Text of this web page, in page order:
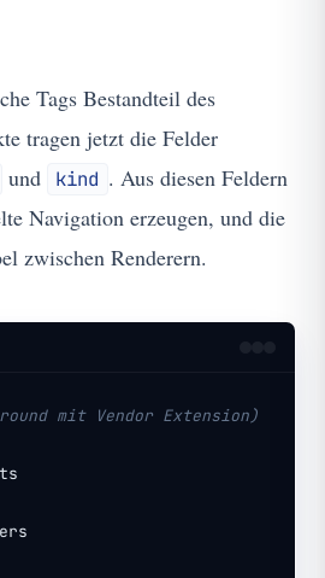
Tags Bestandteil des
tragen jetzt die Felder
und kind . Aus diesen Feldern
Navigation erzeugen, und die
zwischen Renderern.
mit Vendor Extension)